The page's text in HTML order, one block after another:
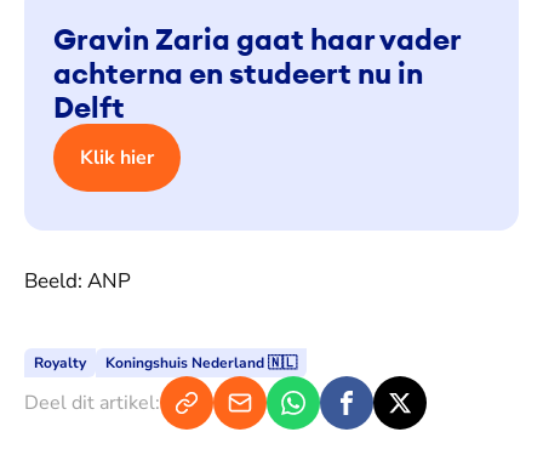
Gravin Zaria gaat haar vader
achterna en studeert nu in
Delft
Klik hier
Beeld: ANP
Royalty Koningshuis Nederland 🇳🇱
Deel dit artikel: